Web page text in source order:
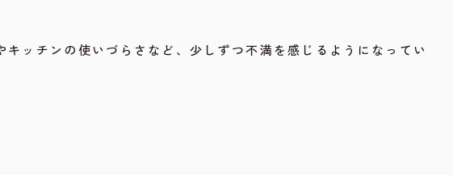
ッチンの使いづらさなど、少しずつ不満を感じるようになってい